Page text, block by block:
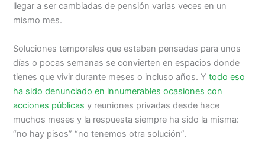
llegar a ser cambiadas de pensión varias veces en un
mismo mes.
Soluciones temporales que estaban pensadas para unos
días o pocas semanas se convierten en espacios donde
tienes que vivir durante meses o incluso años. Y todo eso
ha sido denunciado en innumerables ocasiones con
acciones públicas y reuniones privadas desde hace
muchos meses y la respuesta siempre ha sido la misma:
“no hay pisos” “no tenemos otra solución”.